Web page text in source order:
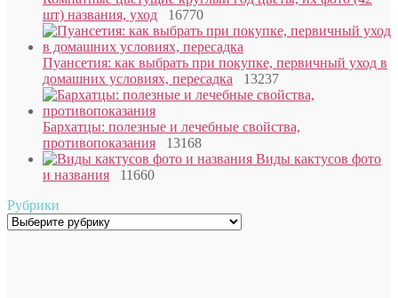
шт) названия, уход
16770
Пуансетия: как выбрать при покупке, первичный уход в
домашних условиях, пересадка
13237
Бархатцы: полезные и лечебные свойства,
противопоказания
13168
Виды кактусов фото
и названия
11660
Рубрики
Рубрики